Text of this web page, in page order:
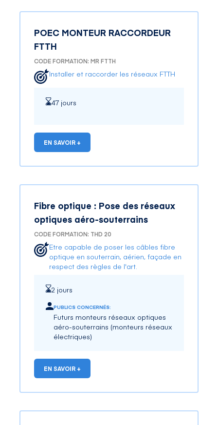
POEC MONTEUR RACCORDEUR
FTTH
CODE FORMATION: MR FTTH
Installer et raccorder les réseaux FTTH
47 jours
EN SAVOIR +
Fibre optique : Pose des réseaux
optiques aéro-souterrains
CODE FORMATION: THD 20
Etre capable de poser les câbles fibre
optique en souterrain, aérien, façade en
respect des règles de l'art.
2 jours
PUBLICS CONCERNÉS:
Futurs monteurs réseaux optiques
aéro-souterrains (monteurs réseaux
électriques)
EN SAVOIR +